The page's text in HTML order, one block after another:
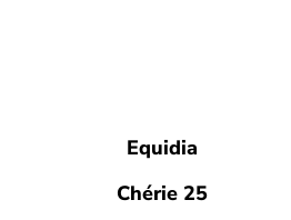
Equidia
Chérie 25